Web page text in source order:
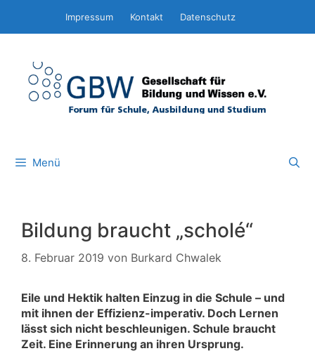
springen
Impressum Kontakt Datenschutz
Menü
Bildung braucht „scholé“
8. Februar 2019 von Burkard Chwalek
Eile und Hektik halten Einzug in die Schule – und
mit ihnen der Effizienz-imperativ. Doch Lernen
lässt sich nicht beschleunigen. Schule braucht
Zeit. Eine Erinnerung an ihren Ursprung.